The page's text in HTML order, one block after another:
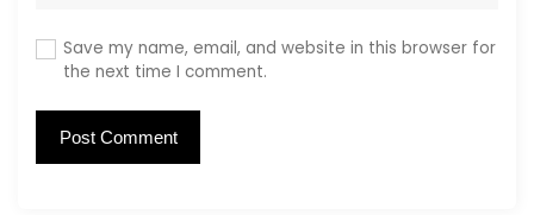
Save my name, email, and website in this browser for
the next time I comment.